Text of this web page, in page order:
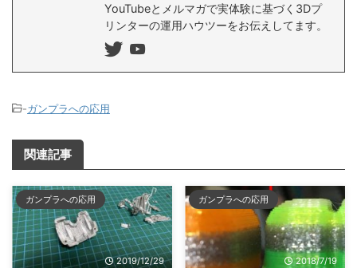
YouTubeとメルマガで実体験に基づく3Dプ
リンターの運用ハウツーをお伝えしてます。
-ガンプラへの応用
関連記事
ガンプラへの応用
2019/12/29
ガンプラへの応用
2018/7/19